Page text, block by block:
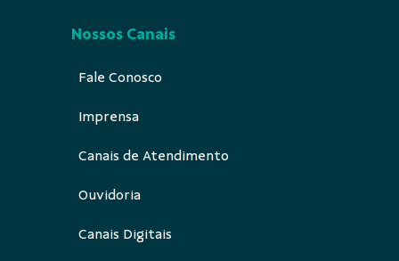
Nossos Canais
Fale Conosco
Imprensa
Canais de Atendimento
Ouvidoria
Canais Digitais